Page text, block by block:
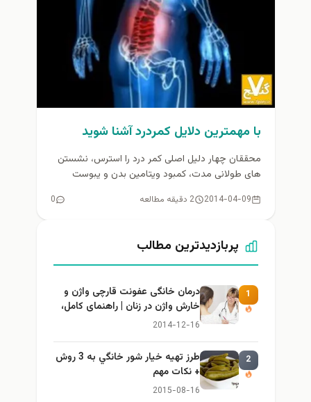
با مهمترين دلايل كمردرد آشنا شويد
محققان چهار دلیل اصلی کمر درد را استرس، نشستن
های طولانی مدت، کمبود ویتامین بدن و یبوست
2014-04-09 2 دقیقه مطالعه 0
پربازدیدترین مطالب
1
درمان خانگی عفونت قارچی واژن و
خارش واژن در زنان | راهنمای کامل،
ایمن و کاربردی
2014-12-16
2
طرز تهيه خیار شور خانگي به 3 روش
+ نكات مهم
2015-08-16